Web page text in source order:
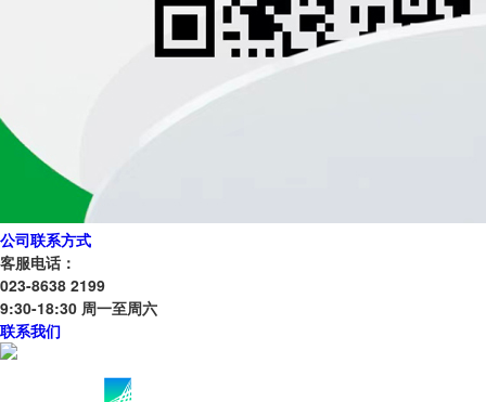
公司联系方式
客服电话：
023-8638 2199
9:30-18:30 周一至周六
联系我们